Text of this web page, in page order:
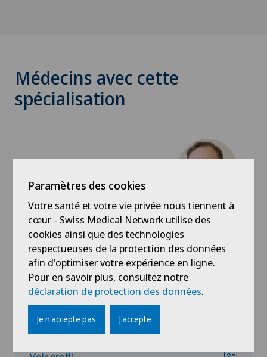
Médecins avec cette
spécialisation
Hôpital de La Providence
Dr méd. Jérôme Holveck
Spécialisation
Chirurgie orthopédique,
Chirurgie de l’épaule,
Hallux valgus
Paramètres des cookies
Votre santé et votre vie privée nous tiennent à
cœur - Swiss Medical Network utilise des
cookies ainsi que des technologies
respectueuses de la protection des données
afin d'optimiser votre expérience en ligne.
Pour en savoir plus, consultez notre
déclaration de protection des données.
Je n'accepte pas J'accepte